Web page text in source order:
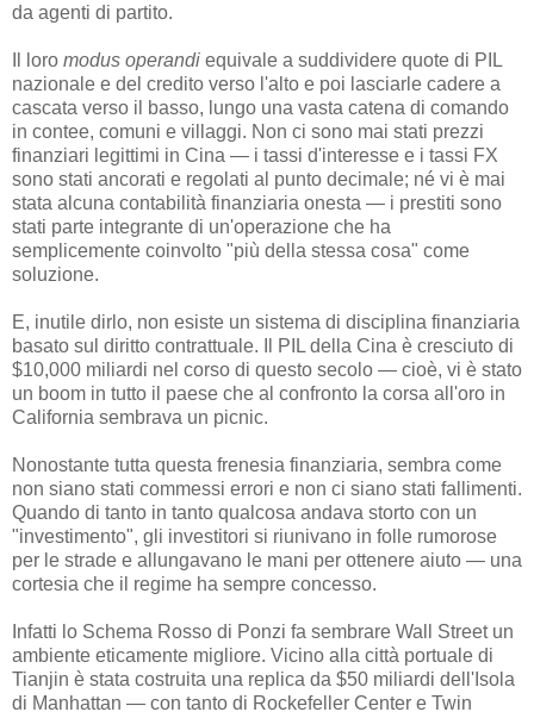
da agenti di partito.
Il loro modus operandi equivale a suddividere quote di PIL
nazionale e del credito verso l'alto e poi lasciarle cadere a
cascata verso il basso, lungo una vasta catena di comando
in contee, comuni e villaggi. Non ci sono mai stati prezzi
finanziari legittimi in Cina — i tassi d'interesse e i tassi FX
sono stati ancorati e regolati al punto decimale; né vi è mai
stata alcuna contabilità finanziaria onesta — i prestiti sono
stati parte integrante di un'operazione che ha
semplicemente coinvolto "più della stessa cosa" come
soluzione.
E, inutile dirlo, non esiste un sistema di disciplina finanziaria
basato sul diritto contrattuale. Il PIL della Cina è cresciuto di
$10,000 miliardi nel corso di questo secolo — cioè, vi è stato
un boom in tutto il paese che al confronto la corsa all'oro in
California sembrava un picnic.
Nonostante tutta questa frenesia finanziaria, sembra come
non siano stati commessi errori e non ci siano stati fallimenti.
Quando di tanto in tanto qualcosa andava storto con un
"investimento", gli investitori si riunivano in folle rumorose
per le strade e allungavano le mani per ottenere aiuto — una
cortesia che il regime ha sempre concesso.
Infatti lo Schema Rosso di Ponzi fa sembrare Wall Street un
ambiente eticamente migliore. Vicino alla città portuale di
Tianjin è stata costruita una replica da $50 miliardi dell'Isola
di Manhattan — con tanto di Rockefeller Center e Twin